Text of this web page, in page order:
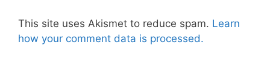
This site uses Akismet to reduce spam. Learn
how your comment data is processed.